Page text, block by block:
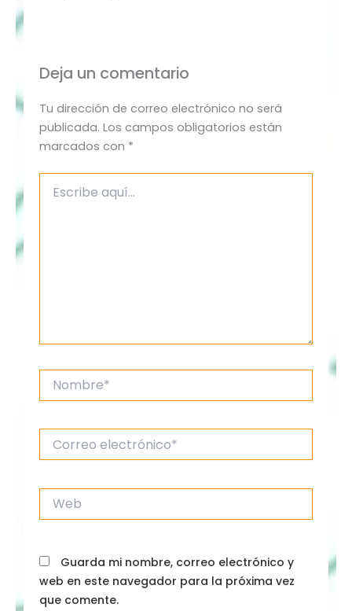
Deja un comentario
Tu dirección de correo electrónico no será
publicada. Los campos obligatorios están
marcados con *
aquí...
Nombre*
electrónico*
Guarda mi nombre, correo electrónico y
web en este navegador para la próxima vez
que comente.